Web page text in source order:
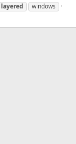
layered windows